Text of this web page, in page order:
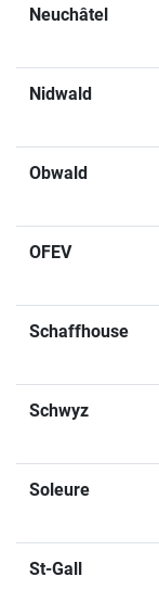
Neuchâtel
Nidwald
Obwald
OFEV
Schaffhouse
Schwyz
Soleure
St-Gall